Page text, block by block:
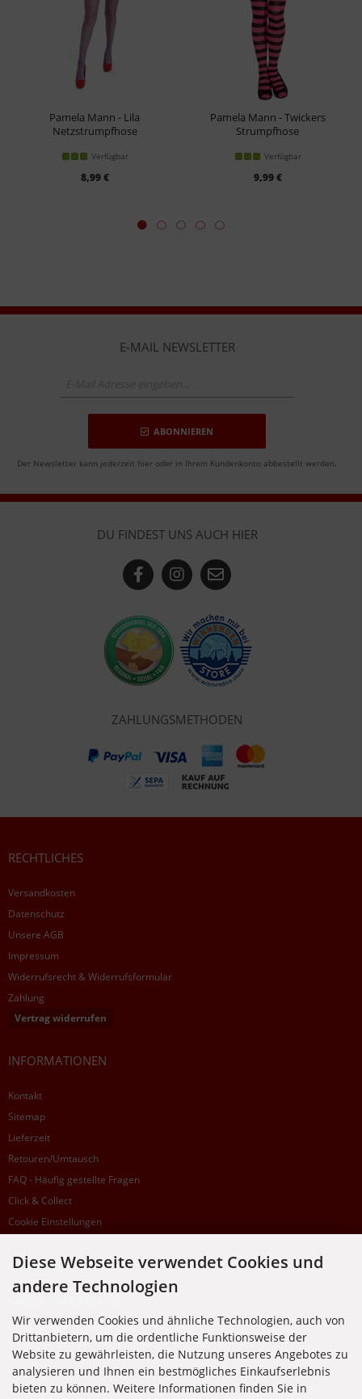
Pamela Mann - Lila
Netzstrumpfhose
Verfügbar
8,99 €
Pamela Mann - Twickers
Strumpfhose
Verfügbar
9,99 €
E-MAIL NEWSLETTER
ABONNIEREN
Der Newsletter kann jederzeit hier oder in Ihrem Kundenkonto abbestellt werden.
DU FINDEST UNS AUCH HIER
ZAHLUNGSMETHODEN
RECHTLICHES
Versandkosten
Datenschutz
Unsere AGB
Impressum
Widerrufsrecht & Widerrufsformular
Zahlung
Vertrag widerrufen
INFORMATIONEN
Kontakt
Sitemap
Lieferzeit
Retouren/Umtausch
FAQ - Häufig gestellte Fragen
Click & Collect
Cookie Einstellungen
SUPPORTHOTLINE
Zu laufenden Aufträgen oder Fragen allgemein:
Montag, Dienstag, Donnerstag, Freitag: 10:00 - 16:00 Uhr
Mittwoch: 10:00 - 18:00 Uhr
* Kosten: normaler Ortstarif DE, mit Flatratevertrag natürlich kostenlos. Aus dem
Diese Webseite verwendet Cookies und
andere Technologien
Wir verwenden Cookies und ähnliche Technologien, auch von
Drittanbietern, um die ordentliche Funktionsweise der
Website zu gewährleisten, die Nutzung unseres Angebotes zu
analysieren und Ihnen ein bestmögliches Einkaufserlebnis
bieten zu können. Weitere Informationen finden Sie in